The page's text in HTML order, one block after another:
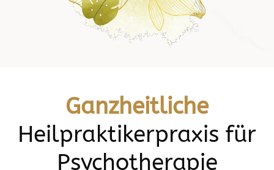
Ganzheitliche
Heilpraktikerpraxis für
Psychotherapie